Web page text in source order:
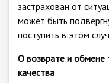
застрахован от
может быть
поступить в этом
О возврате и
качества